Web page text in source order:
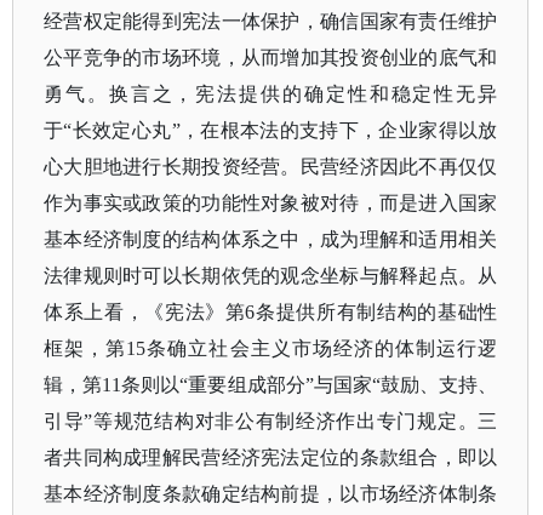
经营权定能得到宪法一体保护，确信国家有责任维护
公平竞争的市场环境，从而增加其投资创业的底气和
勇气。换言之，宪法提供的确定性和稳定性无异
于“长效定心丸”，在根本法的支持下，企业家得以放
心大胆地进行长期投资经营。民营经济因此不再仅仅
作为事实或政策的功能性对象被对待，而是进入国家
基本经济制度的结构体系之中，成为理解和适用相关
法律规则时可以长期依凭的观念坐标与解释起点。从
体系上看，《宪法》第6条提供所有制结构的基础性
框架，第15条确立社会主义市场经济的体制运行逻
辑，第11条则以“重要组成部分”与国家“鼓励、支持、
引导”等规范结构对非公有制经济作出专门规定。三
者共同构成理解民营经济宪法定位的条款组合，即以
基本经济制度条款确定结构前提，以市场经济体制条